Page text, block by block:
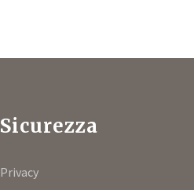
Sicurezza
Privacy